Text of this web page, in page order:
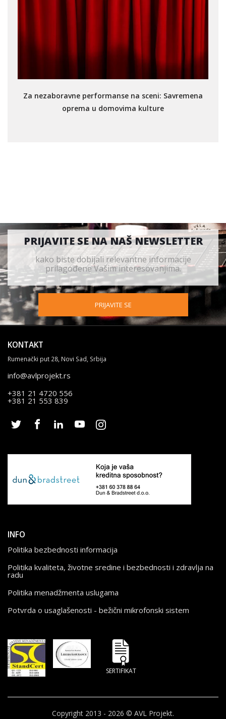
Za nezaboravne performanse na sceni: Savremena
oprema u domovima kulture
PRIJAVITE SE NA NAŠ NEWSLETTER
kako biste dobijali relevantne informacije
prilagođene Vašim interesovanjima.
PRIJAVITE SE
KONTAKT
Rumenački put 28, Novi Sad, Srbija
info@avlprojekt.rs
+381 21 4720 556
+381 21 553 839
INFO
Politika bezbednosti informacija
Politika kvaliteta, životne sredine i bezbednosti i zdravlja na
radu
Politika menadžmenta uslugama
Potvrda o usaglašenosti - bežični mikrofonski sistem
SERTIFIKAT
Copyright 2013 - 2026 © AVL Projekt.